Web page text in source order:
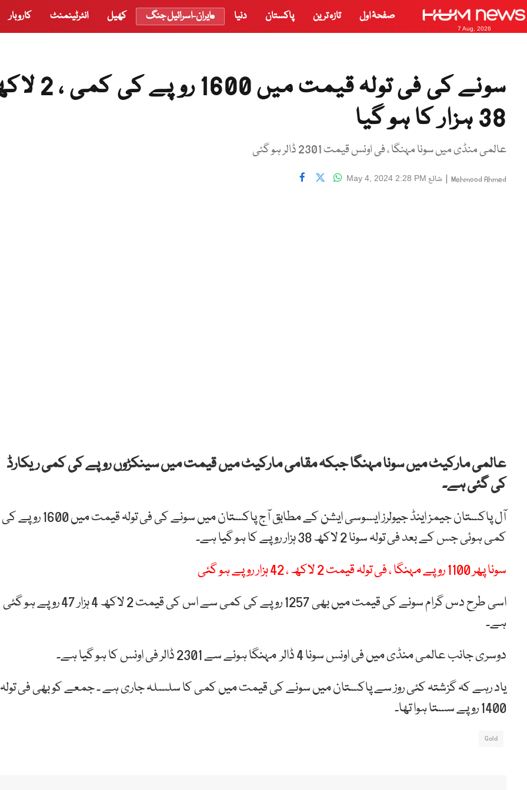
7 Aug, 2026
صفحۂ اول تازہ ترین پاکستان دنیا ایران-اسرائیل جنگ کھیل انٹرٹینمنٹ کاروبار
سونے کی فی تولہ قیمت میں 1600
38 ہزار کا ہو گیا
عالمی منڈی میں سونا مہنگا ، فی اونس قیمت 2301 ڈالر ہو گئی
Mehmood Ahmed
| شائع May 4, 2024 2:28 PM
عالمی مارکیٹ میں سونا مہنگا جبکہ مقامی مارکیٹ میں قیمت میں سینکڑوں روپے کی کمی ریکارڈ
کی گئی ہے۔
آل پاکستان جیمز اینڈ جیولرز ایسوسی ایشن کے مطابق آج پاکستان میں سونے کی فی تولہ قیمت میں 1600 روپے کی
کمی ہوئی جس کے بعد فی تولہ سونا 2 لاکھ 38 ہزار روپے کا ہو گیا ہے۔
سونا پھر 1100 روپے مہنگا ، فی تولہ قیمت 2 لاکھ ، 42 ہزار روپے ہو گئی
اسی طرح دس گرام سونے کی قیمت میں بھی 1257 روپے کی کمی سے اس کی قیمت 2 لاکھ 4 ہزار 47 روپے ہو گئی
ہے۔
دوسری جانب عالمی منڈی میں فی اونس سونا 4 ڈالر مہنگا ہونے سے 2301 ڈالر فی اونس کا ہو گیا ہے۔
یاد رہے کہ گزشتہ کئی روز سے پاکستان میں سونے کی قیمت میں کمی کا سلسلہ جاری ہے ۔ جمعے کو بھی فی تولہ
1400 روپے سستا ہوا تھا۔
Gold